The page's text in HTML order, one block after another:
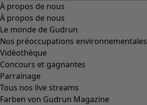
À propos de nous
À propos de nous
Le monde de Gudrun
Nos préoccupations environnementales
Vidéothèque
Concours et gagnantes
Parrainage
Tous nos live streams
Farben von Gudrun Magazine